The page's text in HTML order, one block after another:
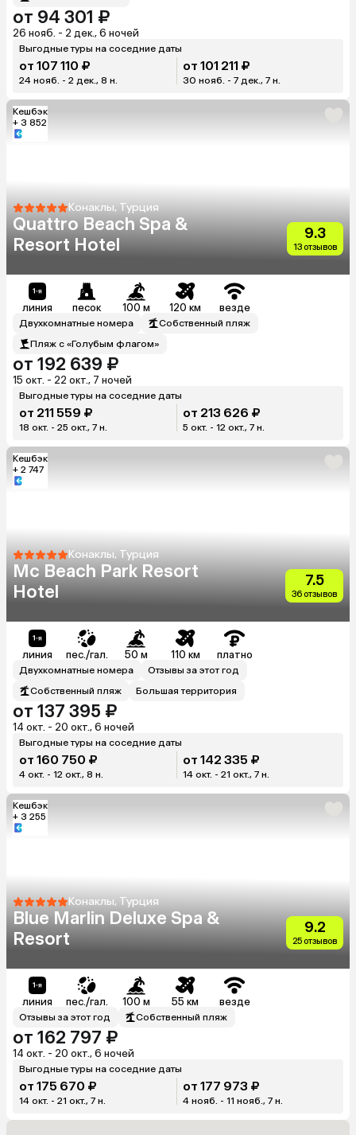
от 94 301 ₽
26 нояб. - 2 дек., 6 ночей
Выгодные туры на соседние даты
от 107 110 ₽
24 нояб. - 2 дек., 8 н.
от 101 211 ₽
30 нояб. - 7 дек., 7 н.
Кешбэк
+ 3 852
Конаклы, Турция
Quattro Beach Spa &
Resort Hotel
9.3
13 отзывов
линия песок 100 м 120 км везде
Двухкомнатные номера
Собственный пляж
Пляж с «Голубым флагом»
от 192 639 ₽
15 окт. - 22 окт., 7 ночей
Выгодные туры на соседние даты
от 211 559 ₽
18 окт. - 25 окт., 7 н.
от 213 626 ₽
5 окт. - 12 окт., 7 н.
Кешбэк
+ 2 747
Конаклы, Турция
Mc Beach Park Resort
Hotel
7.5
36 отзывов
линия пес./гал. 50 м 110 км платно
Двухкомнатные номера
Отзывы за этот год
Собственный пляж
Большая территория
от 137 395 ₽
14 окт. - 20 окт., 6 ночей
Выгодные туры на соседние даты
от 160 750 ₽
4 окт. - 12 окт., 8 н.
от 142 335 ₽
14 окт. - 21 окт., 7 н.
Кешбэк
+ 3 255
Конаклы, Турция
Blue Marlin Deluxe Spa &
Resort
9.2
25 отзывов
линия пес./гал. 100 м 55 км везде
Отзывы за этот год Собственный пляж
от 162 797 ₽
14 окт. - 20 окт., 6 ночей
Выгодные туры на соседние даты
от 175 670 ₽
14 окт. - 21 окт., 7 н.
от 177 973 ₽
4 нояб. - 11 нояб., 7 н.